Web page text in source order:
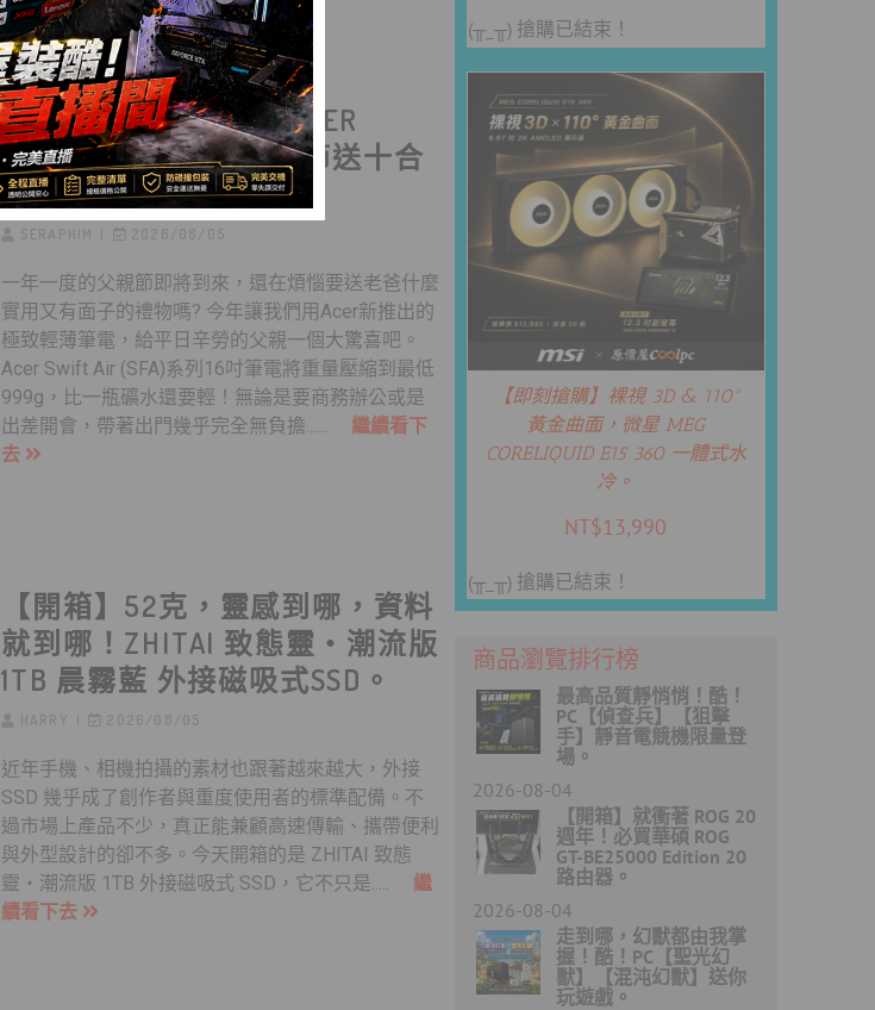
演時刻！而且它......繼續看下去
999G「輕」愛爸比！ACER
SWIFT AIR指定筆電88節送十合
一多功能HUB！
一年一度的父親節即將到來，還在煩惱要送老爸什麼
實用又有面子的禮物嗎? 今年讓我們用Acer新推出的
極致輕薄筆電，給平日辛勞的父親一個大驚喜吧。
Acer Swift Air (SFA)系列16吋筆電將重量壓縮到最低
999g，比一瓶礦水還要輕！無論是要商務辦公或是
出差開會，帶著出門幾乎完全無負擔...... 繼續看下
去
【開箱】52克，靈感到哪，資料
就到哪！ZHITAI 致態靈‧潮流版
1TB 晨霧藍 外接磁吸式SSD。
近年手機、相機拍攝的素材也跟著越來越大，外接
SSD 幾乎成了創作者與重度使用者的標準配備。不
過市場上產品不少，真正能兼顧高速傳輸、攜帶便利
與外型設計的卻不多。今天開箱的是 ZHITAI 致態
靈・潮流版 1TB 外接磁吸式 SSD，它不只是..... 繼
續看下去
(╥_╥) 搶購已結束！
【即刻搶購】裸視 3D & 110°
黃金曲面，微星 MEG
CORELIQUID E15 360 一體式水
冷。
NT$13,990
(╥_╥) 搶購已結束！
商品瀏覽排行榜
最高品質靜悄悄！酷！
PC【偵查兵】【狙擊
手】靜音電競機限量登
場。
2026-08-04
【開箱】就衝著 ROG 20
週年！必買華碩 ROG
GT-BE25000 Edition 20
路由器。
2026-08-04
走到哪，幻獸都由我掌
握！酷！PC【聖光幻
獸】【混沌幻獸】送你
玩遊戲。